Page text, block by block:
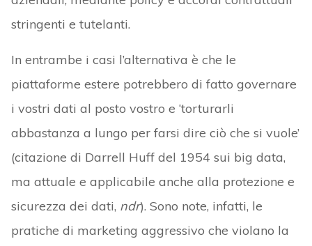
stringenti e tutelanti.
In entrambe i casi l’alternativa è che le
piattaforme estere potrebbero di fatto governare
i vostri dati al posto vostro e ‘torturarli
abbastanza a lungo per farsi dire ciò che si vuole’
(citazione di Darrell Huff del 1954 sui big data,
ma attuale e applicabile anche alla protezione e
sicurezza dei dati, ndr). Sono note, infatti, le
pratiche di marketing aggressivo che violano la